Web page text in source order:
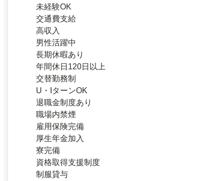
未経験OK
交通費支給
高収入
男性活躍中
長期休暇あり
年間休日120日以上
交替勤務制
U・IターンOK
退職金制度あり
職場内禁煙
雇用保険完備
厚生年金加入
寮完備
資格取得支援制度
制服貸与